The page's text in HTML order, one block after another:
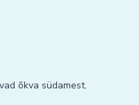
õkva südamest.